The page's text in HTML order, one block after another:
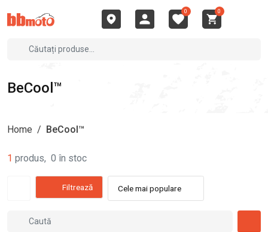
0 0
BeCool™
Home / BeCool™
1 produs, 0 în stoc
Filtrează Cele mai populare